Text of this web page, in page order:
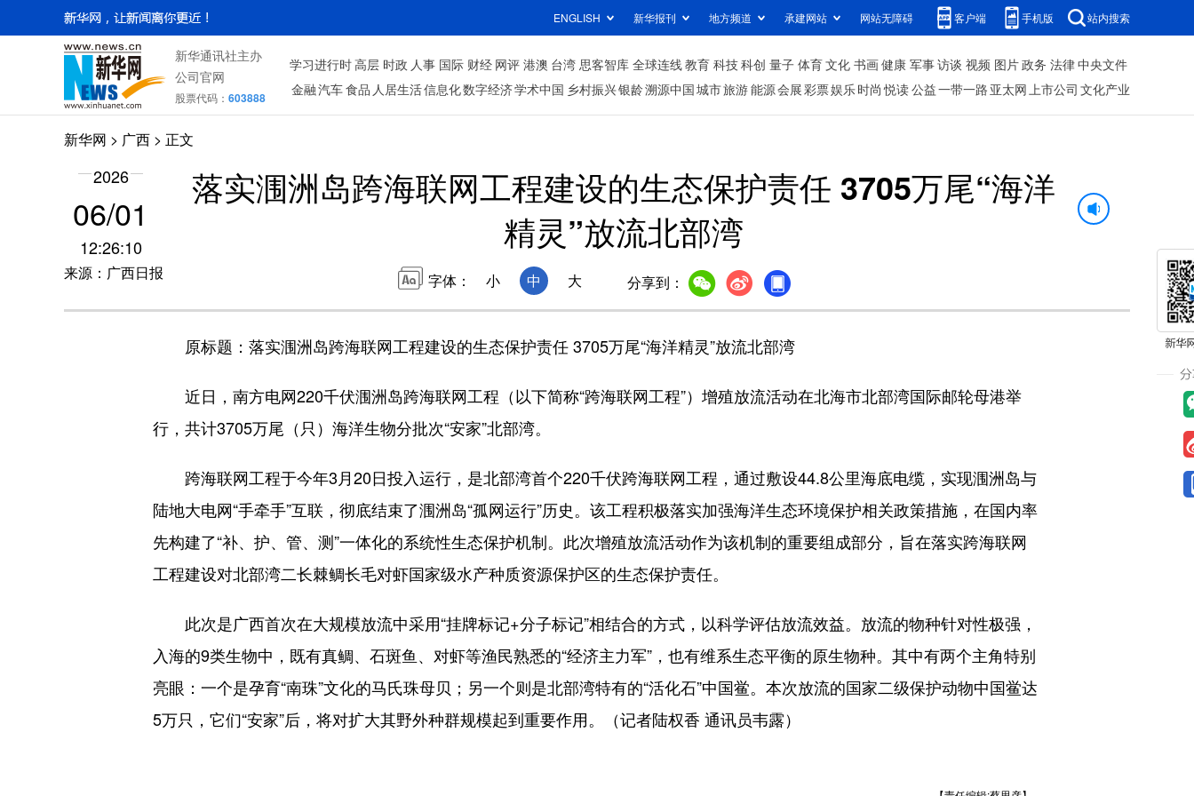
ENGLISH 新华报刊 地方频道 承建网站 网站无障碍 客户端 手机版 站内搜索
新华通讯社主办
公司官网
股票代码： 603888
学习进行时高层 时政 人事 国际 财经 网评 港澳 台湾 思客智库 全球连线教育 科技科创 量子 体育文化 书画健康 军事访谈 视频 图片政务 法律中央文件
金融汽车食品 人居生活信息化数字经济学术中国 乡村振兴银龄溯源中国城市旅游能源会展彩票娱乐时尚 悦读公益一带一路 亚太网上市公司 文化产业
新华网 > 广西 > 正文
2026
06/01
12:26:10
来源：广西日报
落实涠洲岛跨海联网工程建设的生态保护责任 3705万尾“海洋
精灵”放流北部湾
字体： 小 中 大 分享到：
原标题：落实涠洲岛跨海联网工程建设的生态保护责任 3705万尾“海洋精灵”放流北部湾
近日，南方电网220千伏涠洲岛跨海联网工程（以下简称“跨海联网工程”）增殖放流活动在北海市北部湾国际邮轮母港举
行，共计3705万尾（只）海洋生物分批次“安家”北部湾。
跨海联网工程于今年3月20日投入运行，是北部湾首个220千伏跨海联网工程，通过敷设44.8公里海底电缆，实现涠洲岛与
陆地大电网“手牵手”互联，彻底结束了涠洲岛“孤网运行”历史。该工程积极落实加强海洋生态环境保护相关政策措施，在国内率
先构建了“补、护、管、测”一体化的系统性生态保护机制。此次增殖放流活动作为该机制的重要组成部分，旨在落实跨海联网
工程建设对北部湾二长棘鲷长毛对虾国家级水产种质资源保护区的生态保护责任。
此次是广西首次在大规模放流中采用“挂牌标记+分子标记”相结合的方式，以科学评估放流效益。放流的物种针对性极强，
入海的9类生物中，既有真鲷、石斑鱼、对虾等渔民熟悉的“经济主力军”，也有维系生态平衡的原生物种。其中有两个主角特别
亮眼：一个是孕育“南珠”文化的马氏珠母贝；另一个则是北部湾特有的“活化石”中国鲎。本次放流的国家二级保护动物中国鲎达
5万只，它们“安家”后，将对扩大其野外种群规模起到重要作用。（记者陆权香 通讯员韦露）